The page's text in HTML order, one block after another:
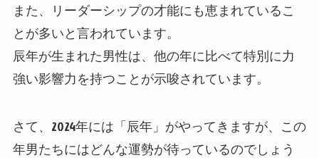
また、リーダーシップの才能にも恵まれているこ
とが多いと言われています。
辰年が生まれた男性は、他の年に比べて特別に力
強い影響力を持つことが示唆されています。
さて、2024年には「辰年」がやってきますが、この
年男たちにはどんな運勢が待っているのでしょう